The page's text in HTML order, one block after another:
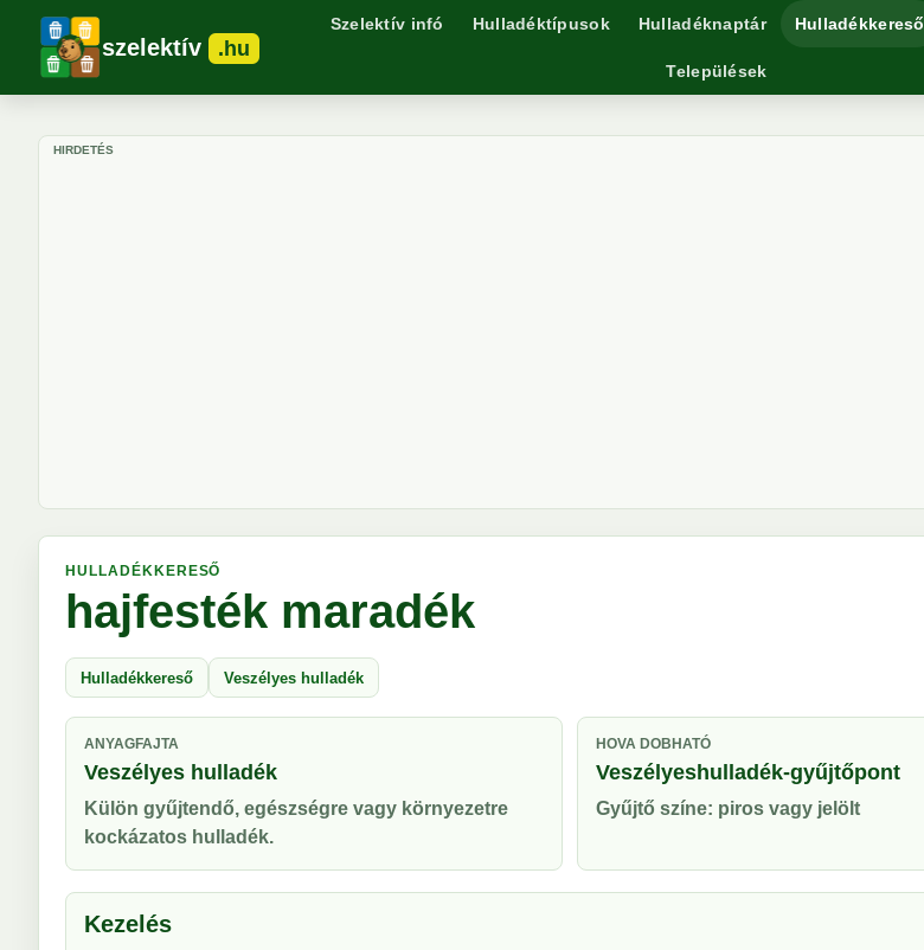
szelektív .hu
Szelektív infó Hulladéktípusok Hulladéknaptár Hulladékkereső
Települések
HIRDETÉS
HULLADÉKKERESŐ
hajfesték maradék
Hulladékkereső Veszélyes hulladék
ANYAGFAJTA
Veszélyes hulladék
Külön gyűjtendő, egészségre vagy környezetre
kockázatos hulladék.
HOVA DOBHATÓ
Veszélyeshulladék-gyűjtőpont
Gyűjtő színe: piros vagy jelölt
Kezelés